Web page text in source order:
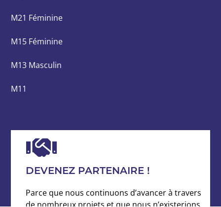
M21 Féminine
M15 Féminine
M13 Masculin
M11
DEVENEZ PARTENAIRE !
Parce que nous continuons d’avancer à travers
de nombreux projets et que nous n’existerions